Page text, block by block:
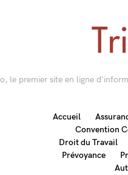
le premier site en ligne
Accueil
Convention
Droit du Travail
Prévoyance